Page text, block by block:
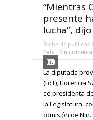
“Mientras
presente
lucha”,
Fecha de
País
Sin
La diputada
(FdT), Florencia
de presidenta
la Legislatura,
comisión de Niñ...